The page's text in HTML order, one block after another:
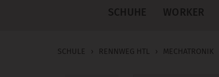
SCHUHE WORKER
SCHULE › RENNWEG HTL › MECHATRONIK